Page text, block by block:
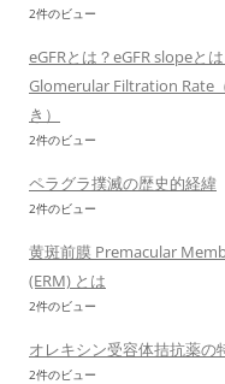
2件のビュー
eGFRとは？eGFR slopeと
Glomerular Filtration Rate
き）
2件のビュー
ペラグラ撲滅の歴史的経緯
2件のビュー
黄斑前膜 Premacular
(ERM) とは
2件のビュー
オレキシン受容体拮抗薬の
2件のビュー